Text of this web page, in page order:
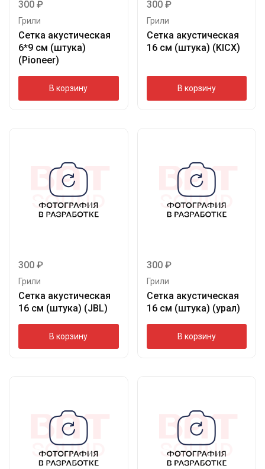
300 ₽
Грили
Сетка акустическая
6*9 см (штука)
(Pioneer)
В корзину
300 ₽
Грили
Сетка акустическая
16 см (штука) (KICX)
В корзину
300 ₽
Грили
Сетка акустическая
16 см (штука) (JBL)
В корзину
300 ₽
Грили
Сетка акустическая
16 см (штука) (урал)
В корзину